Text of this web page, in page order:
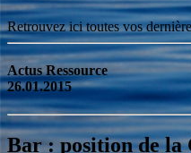
Retrouvez ici toutes vos
Actus Ressource
26.01.2015
Bar : position de la